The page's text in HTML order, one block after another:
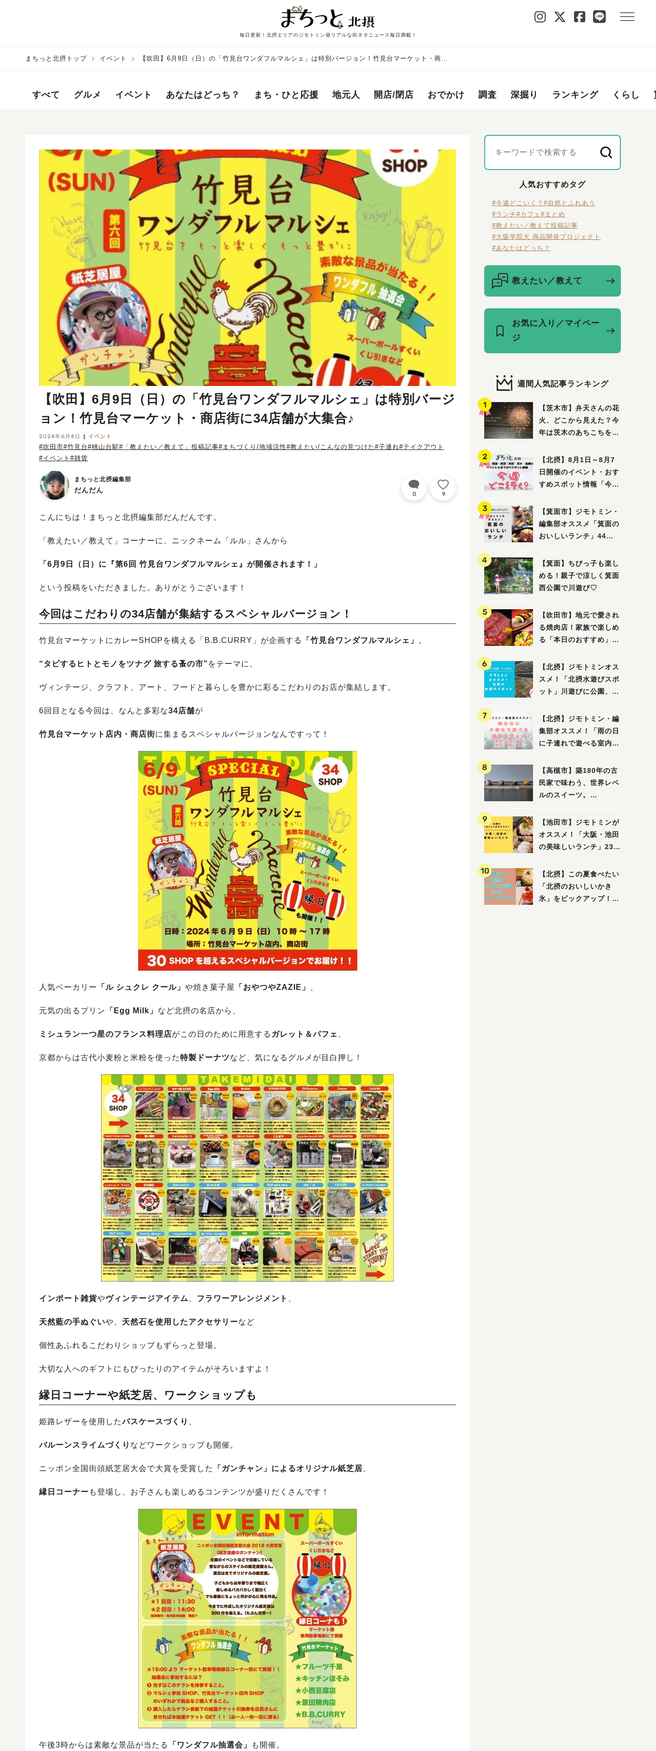
毎日更新！北摂エリアのジモトミン発リアルな街ネタニュース毎日満載！
まちっと北摂トップ イベント
【吹田】6月9日（日）の「竹見台ワンダフルマルシェ」は特別バージョン！竹見台マーケット・商店
すべて グルメ イベント あなたはどっち？ まち・ひと応援 地元人 開店/閉店 おでかけ 調査 深掘り ランキング くらし
【吹田】6月9日（日）の「竹見台ワンダフルマルシェ」は特別バージ
ョン！竹見台マーケット・商店街に34店舗が大集合♪
2024年6月4日 イベント
#吹田市#竹見台#桃山台駅#「教えたい／教えて」投稿記事#まちづくり/地域活性#教えたい/こんなの見つけた#子連れ#テイクアウト
#イベント #雑貨
まちっと北摂編集部
だんだん 0 9
こんにちは！まちっと北摂編集部だんだんです。
「教えたい／教えて」コーナーに、ニックネーム「ルル」さんから
「6月9日（日）に『第6回 竹見台ワンダフルマルシェ』が開催されます！」
という投稿をいただきました。ありがとうございます！
今回はこだわりの34店舗が集結するスペシャルバージョン！
竹見台マーケットにカレーSHOPを構える「B.B.CURRY」が企画する 「竹見台ワンダフルマルシェ」 。
“タビするヒトとモノをツナグ 旅する蚤の市” をテーマに、
ヴィンテージ、クラフト、アート、フードと暮らしを豊かに彩るこだわりのお店が集結します。
6回目となる今回は、なんと多彩な34店舗が
竹見台マーケット店内・商店街に集まるスペシャルバージョンなんですって！
人気ベーカリー 「ル シュクレ クール」 や焼き菓子屋 「おやつやZAZIE」
元気の出るプリン 「Egg Milk」 など北摂の名店から、
ミシュラン一つ星のフランス料理店がこの日のために用意する ガレット＆パフェ
京都からは古代小麦粉と米粉を使った特製ドーナツなど、気になるグルメが目白押し！
インポート雑貨やヴィンテージアイテム フラワーアレンジメント
天然藍の手ぬぐいや、 天然石を使用したアクセサリーなど
個性あふれるこだわりショップもずらっと登場。
大切な人へのギフトにもぴったりのアイテムがそろいますよ！
縁日コーナーや紙芝居、ワークショップも
姫路レザーを使用したパスケースづくり
バルーンスライムづくり などワークショップも開催。
ニッポン全国街頭紙芝居大会で大賞を受賞した 「ガンチャン」によるオリジナル紙芝居
縁日コーナー も登場し、お子さんも楽しめるコンテンツが盛りだくさんです！
午後3時からは素敵な景品が当たる 「ワンダフル抽選会」 も開催。
人気おすすめタグ
#今週どこいく？ #自然とふれあう
#ランチ#カフェ #まとめ
#教えたい／教えて投稿記事
#大阪学院大 商品開発プロジェクト
#あなたはどっち？
教えたい／教えて
お気に入り／マイペー
ジ
週間人気記事ランキング
【茨木市】弁天さんの花
火、どこから見えた？今
年は茨木のあちこちを巡
【北摂】8月1日～8月7
日開催のイベント・おす
すめスポット情報「今週
面・吹田・池田・茨木・
高槻）
【箕面市】ジモトミン・
編集部オススメ「箕面の
おいしいランチ」44
から穴場まで！〜
【箕面】ちびっ子も楽し
める！親子で涼しく箕面
西公園で川遊び♡
【吹田市】地元で愛され
る焼肉店！家族で楽しめ
る「本日のおすすめ」で
【北摂】ジモトミンオス
スメ！「北摂水遊びスポ
ット」川遊びに公園、プ
吹田・茨木・高槻）
【北摂】ジモトミン・編
集部オススメ！「雨の日
に子連れで遊べる室内ス
箕面・吹田・豊中・茨
木・池田）
【高槻市】築180年の古
民家で味わう、世界レベ
ルのスイーツ。
月3日にオープン！（教
えたい/教えて）
【池田市】ジモトミンが
オススメ！「大阪・池田
の美味しいランチ」23
【北摂】この夏食べたい
「北摂のおいしいかき
氷」をピックアップ！